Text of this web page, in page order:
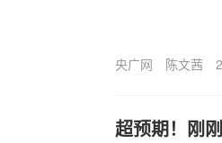
央广网 陈文茜
超预期！刚